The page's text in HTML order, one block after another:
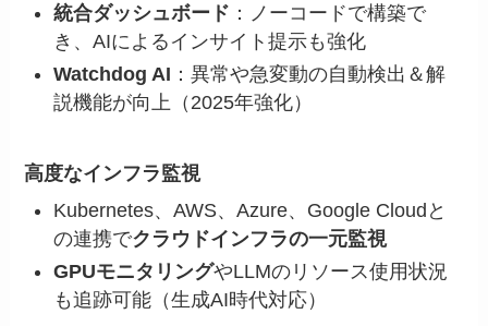
統合ダッシュボード ：ノーコードで構築で
き、AIによるインサイト提示も強化
Watchdog AI ：異常や急変動の自動検出＆解
説機能が向上（2025年強化）
高度なインフラ監視
Kubernetes、AWS、Azure、Google Cloudと
の連携でクラウドインフラの一元監視
GPUモニタリングやLLMのリソース使用状況
も追跡可能（生成AI時代対応）